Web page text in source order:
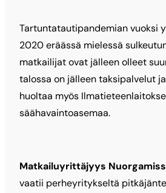
Tartuntatautipandemian vuoksi
2020 eräässä mielessä
matkailijat ovat jälleen olleet
talossa on jälleen taksipalvelut
huoltaa myös
säähavaintoasemaa.
Matkailuyrittäjyys
vaatii perheyritykseltä